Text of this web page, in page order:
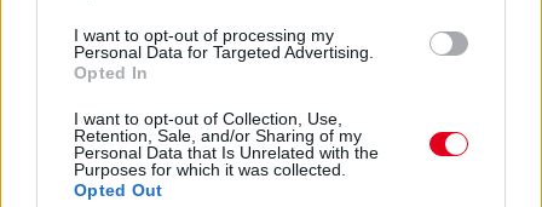
I want to opt-out of processing my
Personal Data for Targeted Advertising.
Opted In
I want to opt-out of Collection, Use,
Retention, Sale, and/or Sharing of my
Personal Data that Is Unrelated with the
Purposes for which it was collected.
Opted Out
2 napja